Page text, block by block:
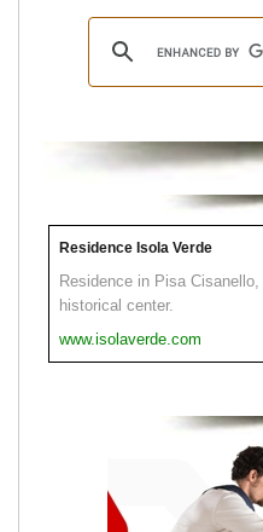
Residence Isola Verde
Residence in Pisa
historical center.
www.isolaverde.com